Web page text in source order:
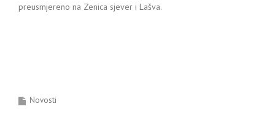
preusmjereno na Zenica sjever i Lašva.
Novosti